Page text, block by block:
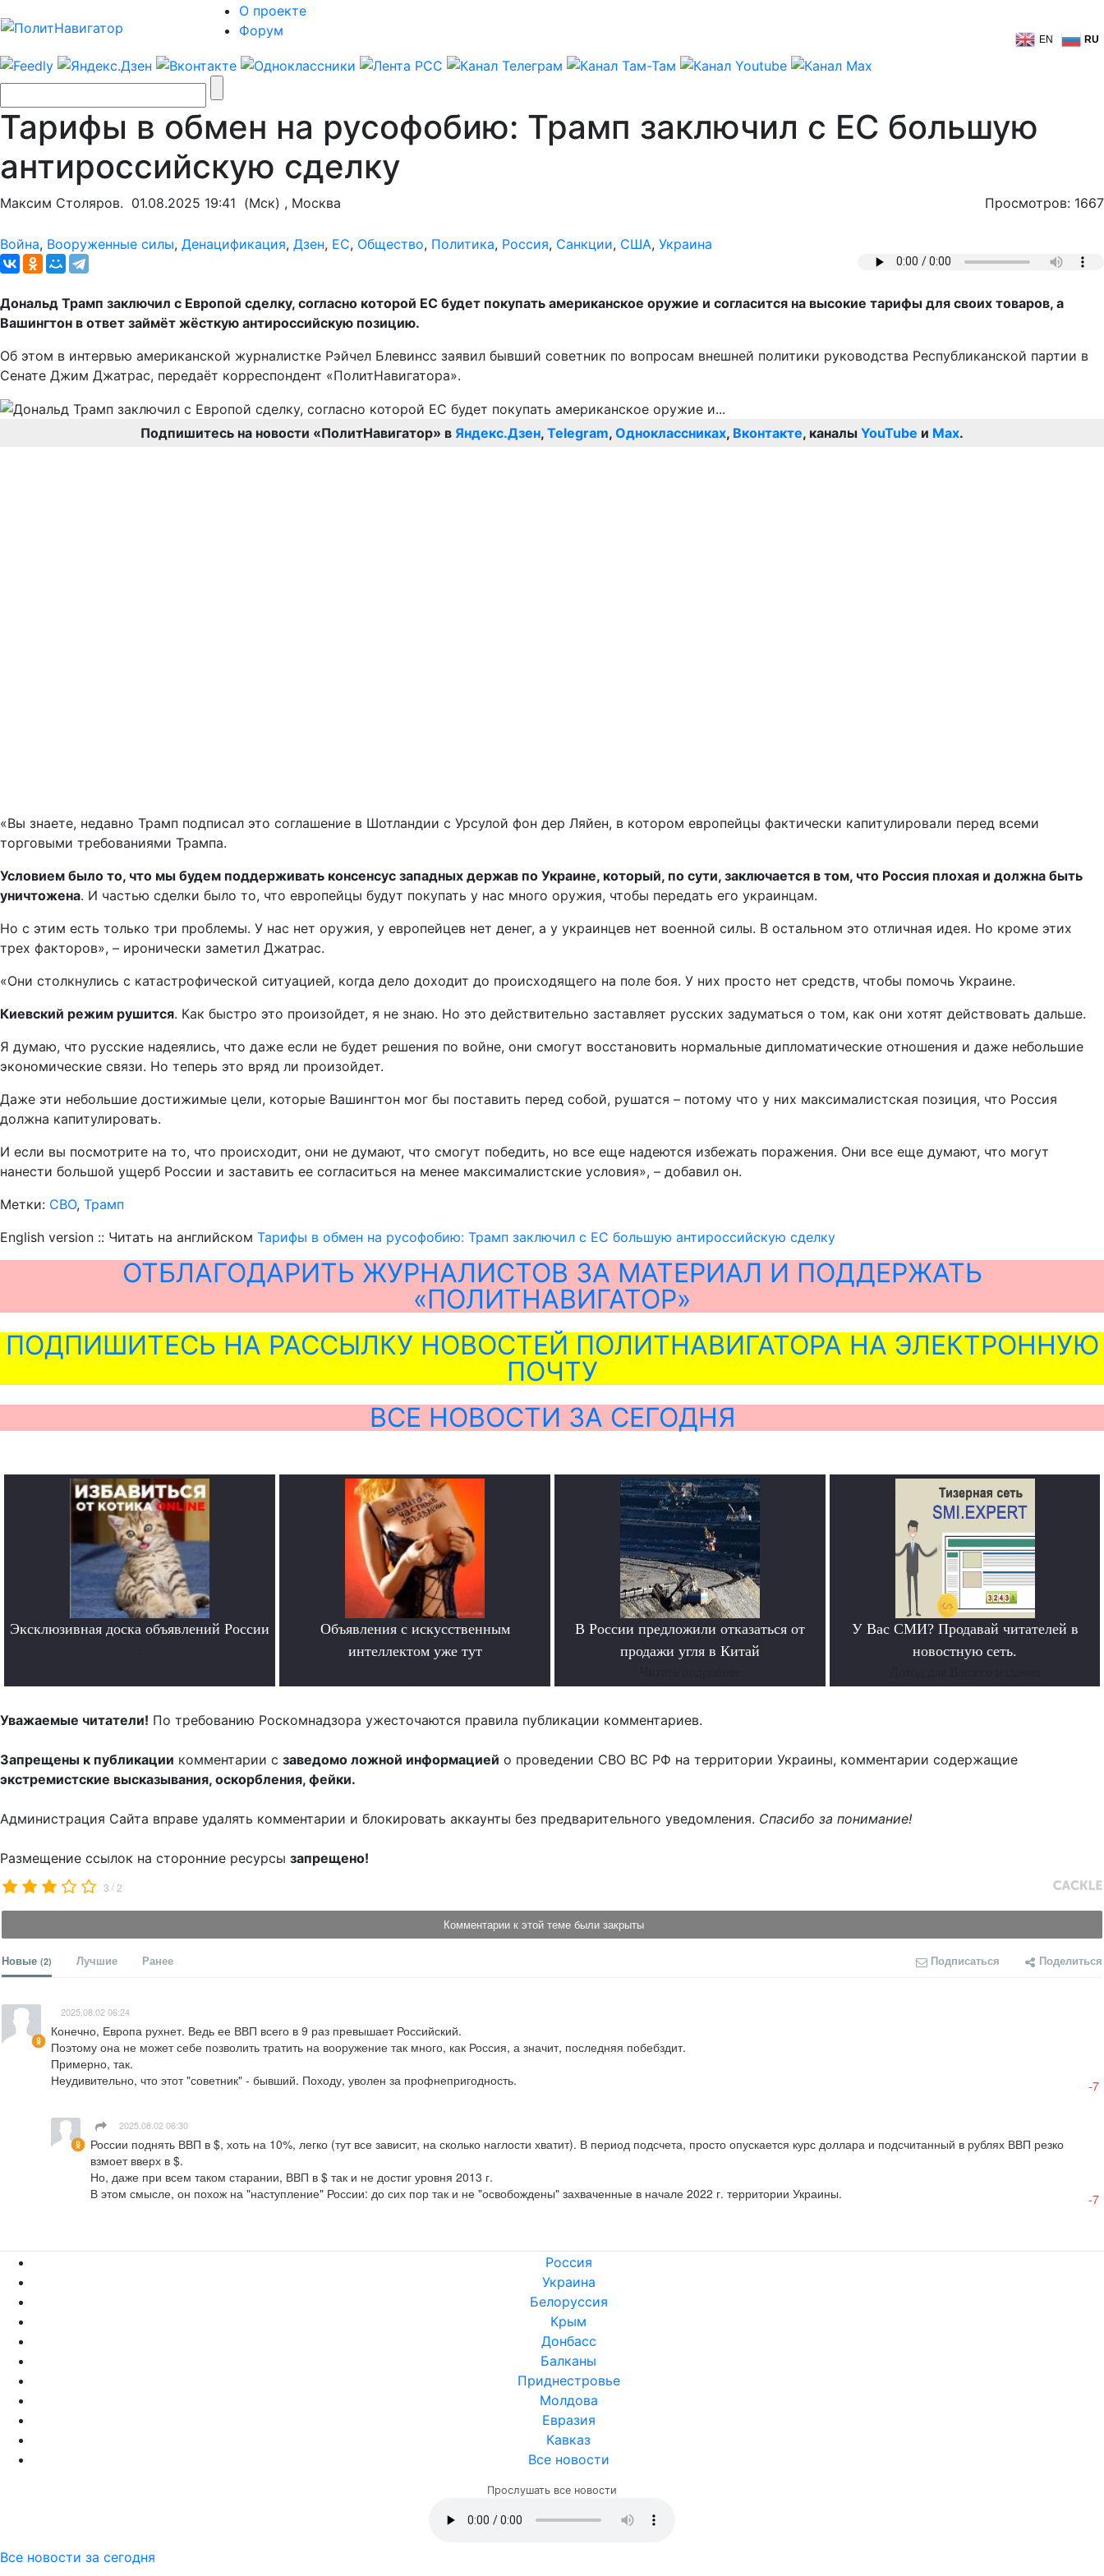
О проекте
Форум
EN RU
Тарифы в обмен на русофобию: Трамп заключил с ЕС большую
антироссийскую сделку
Максим Столяров. 01.08.2025 19:41 (Мск) , Москва Просмотров: 1667
Война, Вооруженные силы, Денацификация, Дзен, ЕС, Общество, Политика, Россия, Санкции, США, Украина
Дональд Трамп заключил с Европой сделку, согласно которой ЕС будет покупать американское оружие и согласится на высокие тарифы для своих товаров, а
Вашингтон в ответ займёт жёсткую антироссийскую позицию.
Об этом в интервью американской журналистке Рэйчел Блевинсс заявил бывший советник по вопросам внешней политики руководства Республиканской партии в
Сенате Джим Джатрас, передаёт корреспондент «ПолитНавигатора».
Подпишитесь на новости «ПолитНавигатор» в Яндекс.Дзен, Telegram, Одноклассниках, Вконтакте, каналы YouTube и Max.
«Вы знаете, недавно Трамп подписал это соглашение в Шотландии с Урсулой фон дер Ляйен, в котором европейцы фактически капитулировали перед всеми
торговыми требованиями Трампа.
Условием было то, что мы будем поддерживать консенсус западных держав по Украине, который, по сути, заключается в том, что Россия плохая и должна быть
уничтожена. И частью сделки было то, что европейцы будут покупать у нас много оружия, чтобы передать его украинцам.
Но с этим есть только три проблемы. У нас нет оружия, у европейцев нет денег, а у украинцев нет военной силы. В остальном это отличная идея. Но кроме этих
трех факторов», – иронически заметил Джатрас.
«Они столкнулись с катастрофической ситуацией, когда дело доходит до происходящего на поле боя. У них просто нет средств, чтобы помочь Украине.
Киевский режим рушится. Как быстро это произойдет, я не знаю. Но это действительно заставляет русских задуматься о том, как они хотят действовать дальше.
Я думаю, что русские надеялись, что даже если не будет решения по войне, они смогут восстановить нормальные дипломатические отношения и даже небольшие
экономические связи. Но теперь это вряд ли произойдет.
Даже эти небольшие достижимые цели, которые Вашингтон мог бы поставить перед собой, рушатся – потому что у них максималистская позиция, что Россия
должна капитулировать.
И если вы посмотрите на то, что происходит, они не думают, что смогут победить, но все еще надеются избежать поражения. Они все еще думают, что могут
нанести большой ущерб России и заставить ее согласиться на менее максималистские условия», – добавил он.
Метки: СВО, Трамп
English version :: Читать на английском Тарифы в обмен на русофобию: Трамп заключил с ЕС большую антироссийскую сделку
ОТБЛАГОДАРИТЬ ЖУРНАЛИСТОВ ЗА МАТЕРИАЛ И ПОДДЕРЖАТЬ
«ПОЛИТНАВИГАТОР»
ПОДПИШИТЕСЬ НА РАССЫЛКУ НОВОСТЕЙ ПОЛИТНАВИГАТОРА НА ЭЛЕКТРОННУЮ
ПОЧТУ
ВСЕ НОВОСТИ ЗА СЕГОДНЯ
Эксклюзивная доска объявлений России
Объявления с искусственным
интеллектом уже тут
В России предложили отказаться от
продажи угля в Китай
У Вас СМИ? Продавай читателей в
новостную сеть.
Уважаемые читатели! По требованию Роскомнадзора ужесточаются правила публикации комментариев.
Запрещены к публикации комментарии с заведомо ложной информацией о проведении СВО ВС РФ на территории Украины, комментарии содержащие
экстремистские высказывания, оскорбления, фейки.
Администрация Сайта вправе удалять комментарии и блокировать аккаунты без предварительного уведомления. Спасибо за понимание!
Размещение ссылок на сторонние ресурсы запрещено!
3 /2
Комментарии к этой теме были закрыты
Новые (2) Лучшие Ранее Подписаться Поделиться
2025.08.02 06:24
Конечно, Европа рухнет. Ведь ее ВВП всего в 9 раз превышает Российский.
Поэтому она не может себе позволить тратить на вооружение так много, как Россия, а значит, последняя побебздит.
Примерно, так.
Неудивительно, что этот "советник" - бывший. Походу, уволен за профнепригодность.
-7
2025.08.02 06:30
России поднять ВВП в $, хоть на 10%, легко (тут все зависит, на сколько наглости хватит). В период подсчета, просто опускается курс доллара и подсчитанный в рублях ВВП резко
взмоет вверх в $.
Но, даже при всем таком старании, ВВП в $ так и не достиг уровня 2013 г.
В этом смысле, он похож на "наступление" России: до сих пор так и не "освобождены" захваченные в начале 2022 г. территории Украины.
-7
Россия
Украина
Белоруссия
Крым
Донбасс
Балканы
Приднестровье
Молдова
Евразия
Кавказ
Все новости
Прослушать все новости
Все новости за сегодня